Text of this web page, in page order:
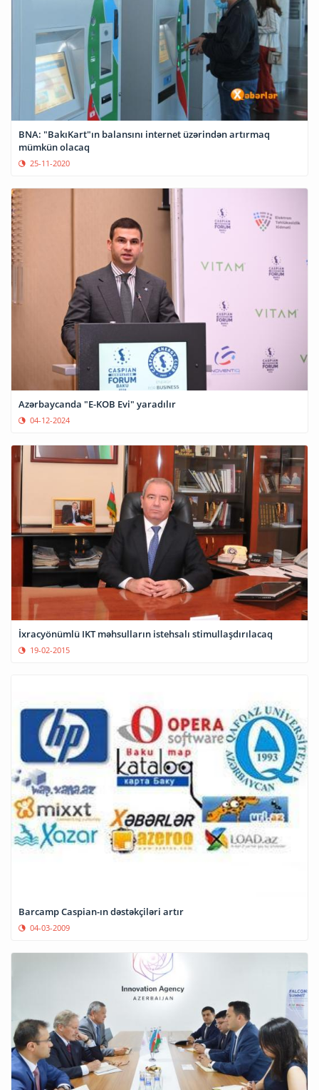
BNA: "BakıKart"ın balansını internet üzərindən artırmaq
mümkün olacaq
25-11-2020
Azərbaycanda "E-KOB Evi" yaradılır
04-12-2024
İxracyönümlü IKT məhsulların istehsalı stimullaşdırılacaq
19-02-2015
Barcamp Caspian-ın dəstəkçiləri artır
04-03-2009